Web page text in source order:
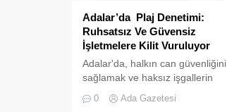
Adalar’da Plaj Denetimi:
Ruhsatsız Ve Güvensiz
İşletmelere Kilit Vuruluyor
Adalar'da, halkın can güvenliğini
sağlamak ve haksız işgallerin
çaplı bir denetim operasyonu
0 Ada Gazetesi